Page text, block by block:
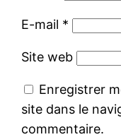
E-mail *
Site web
Enregistrer
site dans le
commentaire.